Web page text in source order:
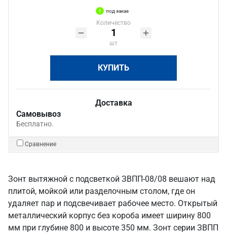
под заказ
Количество
шт
КУПИТЬ
Доставка
Самовывоз
Бесплатно.
Сравнение
Зонт вытяжной с подсветкой ЗВПП-08/08 вешают над
плитой, мойкой или разделочным столом, где он
удаляет пар и подсвечивает рабочее место. Открытый
металлический корпус без короба имеет ширину 800
мм при глубине 800 и высоте 350 мм. Зонт серии ЗВПП